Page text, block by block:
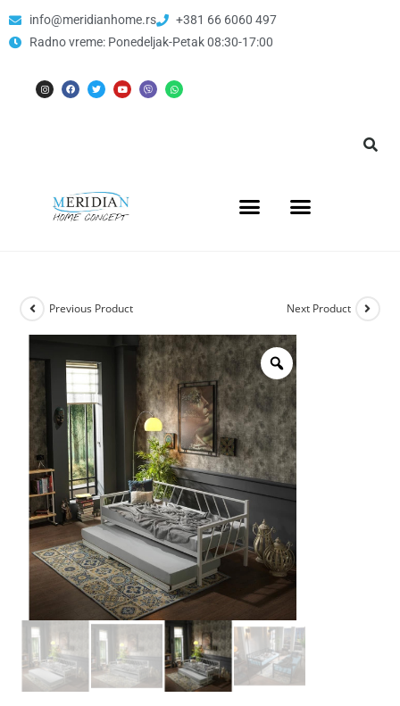
info@meridianhome.rs
+381 66 6060 497
Radno vreme: Ponedeljak-Petak 08:30-17:00
Previous Product Next Product